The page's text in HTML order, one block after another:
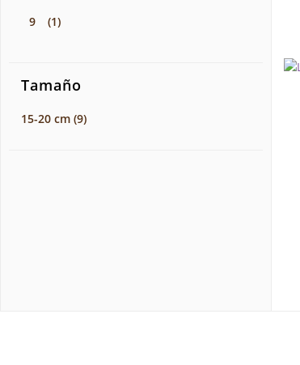
9 (1)
Tamaño
15-20 cm (9)